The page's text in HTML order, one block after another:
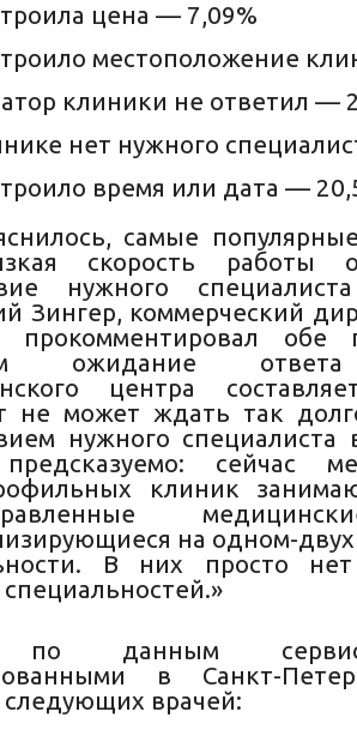
цена — 7,09%
местоположение
клиники не ответил —
нет нужного
время или дата —
самые
скорость работы
нужного
Зингер, коммерческий
прокомментировал обе
ожидание ответа
центра
не может ждать так
нужного
сейчас
клиник
на одном-
В них просто
по данным
в Санкт-
следующих врачей: